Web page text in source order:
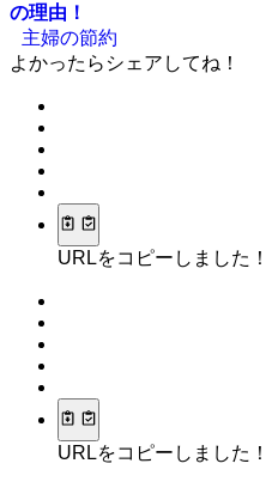
の理由！
主婦の節約
よかったらシェアしてね！
URLをコピーしました！
URLをコピーしました！